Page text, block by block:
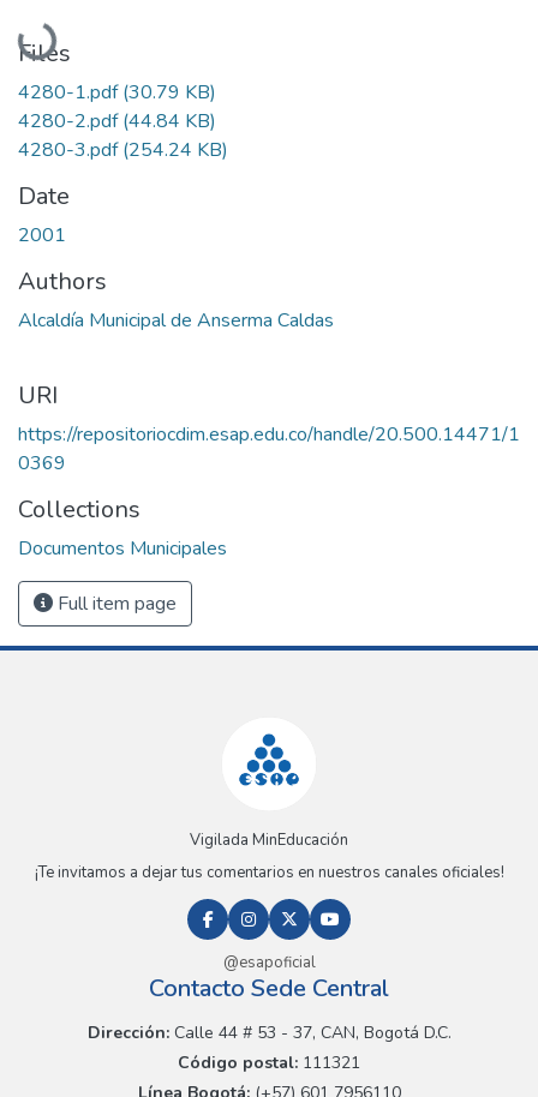
Loading...
Files
4280-1.pdf(30.79 KB)
4280-2.pdf(44.84 KB)
4280-3.pdf(254.24 KB)
Date
2001
Authors
Alcaldía Municipal de Anserma Caldas
URI
https://repositoriocdim.esap.edu.co/handle/20.500.14471/1
0369
Collections
Documentos Municipales
Full item page
Vigilada MinEducación
¡Te invitamos a dejar tus comentarios en nuestros canales oficiales!
@esapoficial
Contacto Sede Central
Dirección:Calle 44 # 53 - 37, CAN, Bogotá D.C.
Código postal: 111321